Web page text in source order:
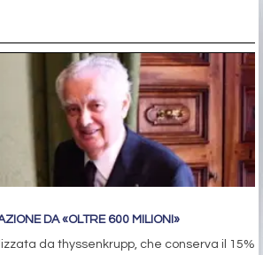
DA «OLTRE 600 MILIONI»
da thyssenkrupp, che conserva il 15%